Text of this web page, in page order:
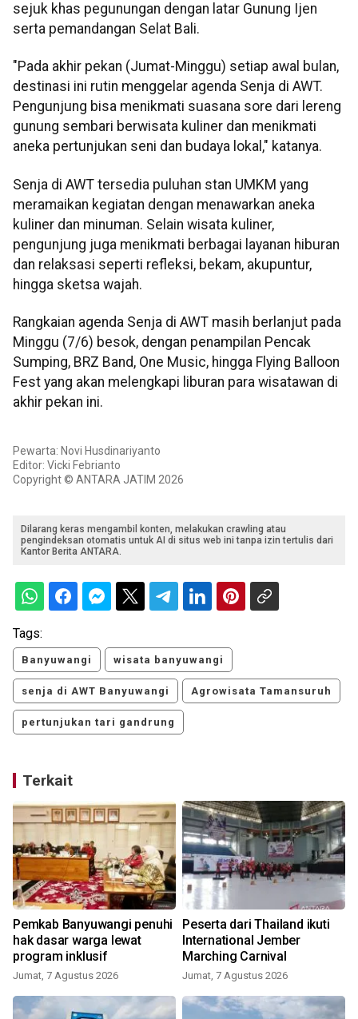
sejuk khas pegunungan dengan latar Gunung Ijen
serta pemandangan Selat Bali.
"Pada akhir pekan (Jumat-Minggu) setiap awal bulan,
destinasi ini rutin menggelar agenda Senja di AWT.
Pengunjung bisa menikmati suasana sore dari lereng
gunung sembari berwisata kuliner dan menikmati
aneka pertunjukan seni dan budaya lokal," katanya.
Senja di AWT tersedia puluhan stan UMKM yang
meramaikan kegiatan dengan menawarkan aneka
kuliner dan minuman. Selain wisata kuliner,
pengunjung juga menikmati berbagai layanan hiburan
dan relaksasi seperti refleksi, bekam, akupuntur,
hingga sketsa wajah.
Rangkaian agenda Senja di AWT masih berlanjut pada
Minggu (7/6) besok, dengan penampilan Pencak
Sumping, BRZ Band, One Music, hingga Flying Balloon
Fest yang akan melengkapi liburan para wisatawan di
akhir pekan ini.
Pewarta: Novi Husdinariyanto
Editor: Vicki Febrianto
Copyright © ANTARA JATIM 2026
Dilarang keras mengambil konten, melakukan crawling atau
pengindeksan otomatis untuk AI di situs web ini tanpa izin tertulis dari
Kantor Berita ANTARA.
Tags:
Banyuwangi wisata banyuwangi
senja di AWT Banyuwangi Agrowisata Tamansuruh
pertunjukan tari gandrung
Terkait
Pemkab Banyuwangi penuhi
hak dasar warga lewat
program inklusif
Jumat, 7 Agustus 2026
Peserta dari Thailand ikuti
International Jember
Marching Carnival
Jumat, 7 Agustus 2026